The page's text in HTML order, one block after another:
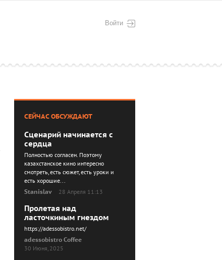
Войти
СЕЙЧАС ОБСУЖДАЮТ
Сценарий начинается с
сердца
Полностью согласен. Поэтому
казахстанское кино интересно
смотреть, есть сюжет, есть уроки и
есть хорошие...
Stanislav
28 Апреля 11:13
Пролетая над
ласточкиным гнездом
https://adessobistro.net/
adessobistro Coffee
30 Июня, 2025